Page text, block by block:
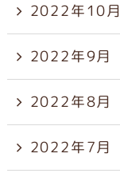
2022年10月
2022年9月
2022年8月
2022年7月